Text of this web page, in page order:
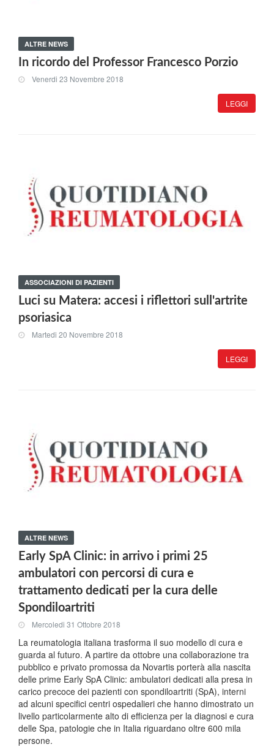
ALTRE NEWS
In ricordo del Professor Francesco Porzio
Venerdi 23 Novembre 2018
LEGGI
ASSOCIAZIONI DI PAZIENTI
Luci su Matera: accesi i riflettori sull'artrite
psoriasica
Martedi 20 Novembre 2018
LEGGI
ALTRE NEWS
Early SpA Clinic: in arrivo i primi 25
ambulatori con percorsi di cura e
trattamento dedicati per la cura delle
Spondiloartriti
Mercoledi 31 Ottobre 2018
La reumatologia italiana trasforma il suo modello di cura e
guarda al futuro. A partire da ottobre una collaborazione tra
pubblico e privato promossa da Novartis porterà alla nascita
delle prime Early SpA Clinic: ambulatori dedicati alla presa in
carico precoce dei pazienti con spondiloartriti (SpA), interni
ad alcuni specifici centri ospedalieri che hanno dimostrato un
livello particolarmente alto di efficienza per la diagnosi e cura
delle Spa, patologie che in Italia riguardano oltre 600 mila
persone.